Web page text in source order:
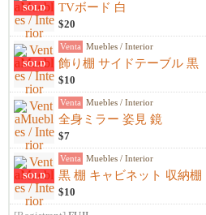
SOLD TVボード 白
$20
SOLD
Venta Muebles / Interior
飾り棚 サイドテーブル 黒
$10
Venta Muebles / Interior
全身ミラー 姿見 鏡
$7
SOLD
Venta Muebles / Interior
黒 棚 キャビネット 収納棚
$10